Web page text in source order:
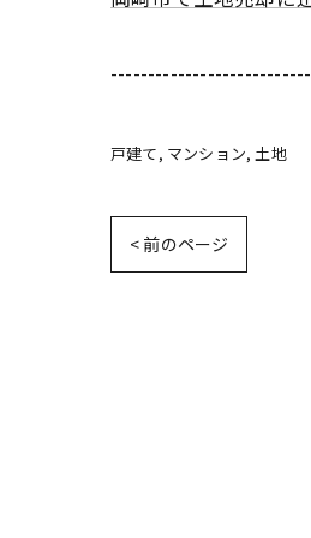
戸建て マンション 土地
< 前のページ